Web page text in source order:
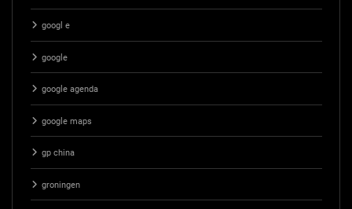
googl e
google
google agenda
google maps
gp china
groningen